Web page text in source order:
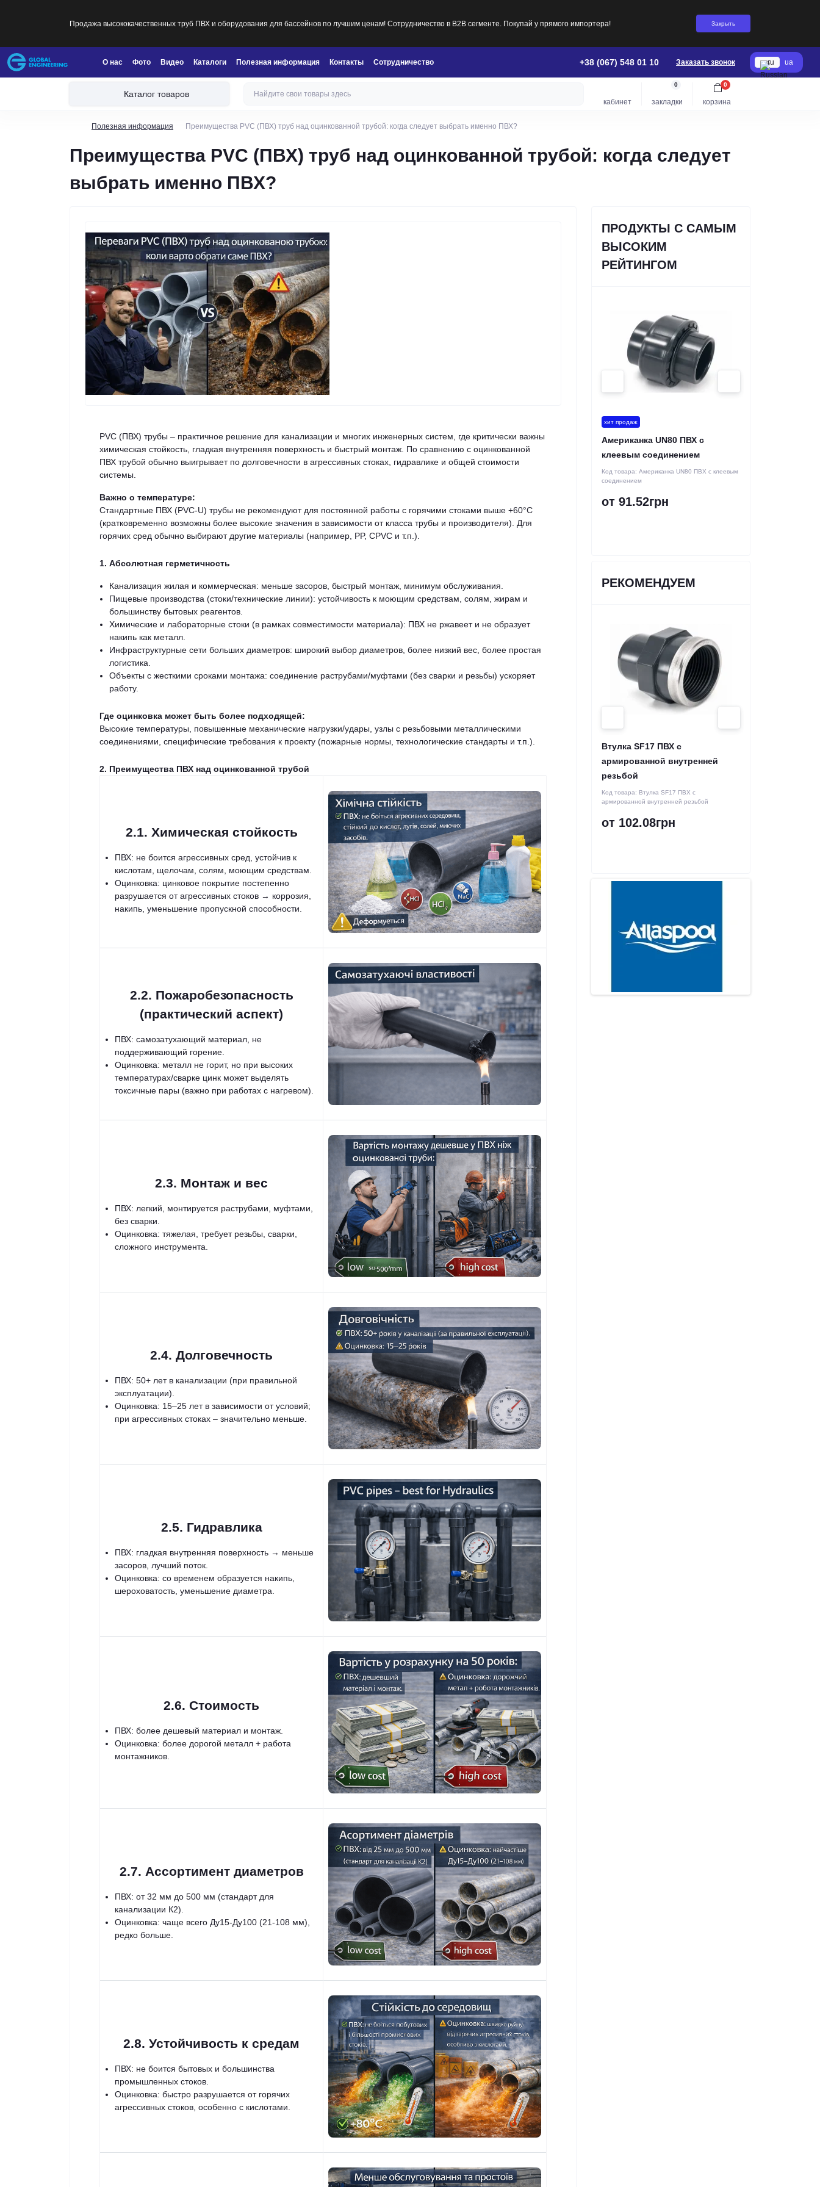
Продажа высококачественных труб ПВХ и оборудования для бассейнов по лучшим ценам! Сотрудничество в B2B сегменте. Покупай у прямого импортера! Закрыть
О нас Фото Видео Каталоги Полезная информация Контакты Сотрудничество +38 (067) 548 01 10 Заказать звонок ru ua
Каталог товаров
кабинет закладки
0
корзина
0
Полезная информация Преимущества PVC (ПВХ) труб над оцинкованной трубой: когда следует выбрать именно ПВХ?
Преимущества PVC (ПВХ) труб над оцинкованной трубой: когда следует
выбрать именно ПВХ?
PVC (ПВХ) трубы – практичное решение для канализации и многих инженерных систем, где критически важны
химическая стойкость, гладкая внутренняя поверхность и быстрый монтаж. По сравнению с оцинкованной
ПВХ трубой обычно выигрывает по долговечности в агрессивных стоках, гидравлике и общей стоимости
системы.
Важно о температуре:
Стандартные ПВХ (PVC-U) трубы не рекомендуют для постоянной работы с горячими стоками выше +60°C
(кратковременно возможны более высокие значения в зависимости от класса трубы и производителя). Для
горячих сред обычно выбирают другие материалы (например, PP, CPVC и т.п.).
1. Абсолютная герметичность
Канализация жилая и коммерческая: меньше засоров, быстрый монтаж, минимум обслуживания.
Пищевые производства (стоки/технические линии): устойчивость к моющим средствам, солям, жирам и
большинству бытовых реагентов.
Химические и лабораторные стоки (в рамках совместимости материала): ПВХ не ржавеет и не образует
накипь как металл.
Инфраструктурные сети больших диаметров: широкий выбор диаметров, более низкий вес, более простая
логистика.
Объекты с жесткими сроками монтажа: соединение раструбами/муфтами (без сварки и резьбы) ускоряет
работу.
Где оцинковка может быть более подходящей:
Высокие температуры, повышенные механические нагрузки/удары, узлы с резьбовыми металлическими
соединениями, специфические требования к проекту (пожарные нормы, технологические стандарты и т.п.).
2. Преимущества ПВХ над оцинкованной трубой
2.1. Химическая стойкость
ПВХ: не боится агрессивных сред, устойчив к
кислотам, щелочам, солям, моющим средствам.
Оцинковка: цинковое покрытие постепенно
разрушается от агрессивных стоков → коррозия,
накипь, уменьшение пропускной способности.
2.2. Пожаробезопасность
(практический аспект)
ПВХ: самозатухающий материал, не
поддерживающий горение.
Оцинковка: металл не горит, но при высоких
температурах/сварке цинк может выделять
токсичные пары (важно при работах с нагревом).
2.3. Монтаж и вес
ПВХ: легкий, монтируется раструбами, муфтами,
без сварки.
Оцинковка: тяжелая, требует резьбы, сварки,
сложного инструмента.
2.4. Долговечность
ПВХ: 50+ лет в канализации (при правильной
эксплуатации).
Оцинковка: 15–25 лет в зависимости от условий;
при агрессивных стоках – значительно меньше.
2.5. Гидравлика
ПВХ: гладкая внутренняя поверхность → меньше
засоров, лучший поток.
Оцинковка: со временем образуется накипь,
шероховатость, уменьшение диаметра.
2.6. Стоимость
ПВХ: более дешевый материал и монтаж.
Оцинковка: более дорогой металл + работа
монтажников.
2.7. Ассортимент диаметров
ПВХ: от 32 мм до 500 мм (стандарт для
канализации К2).
Оцинковка: чаще всего Ду15-Ду100 (21-108 мм),
редко больше.
2.8. Устойчивость к средам
ПВХ: не боится бытовых и большинства
промышленных стоков.
Оцинковка: быстро разрушается от горячих
агрессивных стоков, особенно с кислотами.
ПРОДУКТЫ С САМЫМ
ВЫСОКИМ
РЕЙТИНГОМ
хит продаж
Американка UN80 ПВХ с
клеевым соединением
Код товара: Американка UN80 ПВХ с клеевым
соединением
от 91.52грн
РЕКОМЕНДУЕМ
Втулка SF17 ПВХ с
армированной внутренней
резьбой
Код товара: Втулка SF17 ПВХ с
армированной внутренней резьбой
от 102.08грн